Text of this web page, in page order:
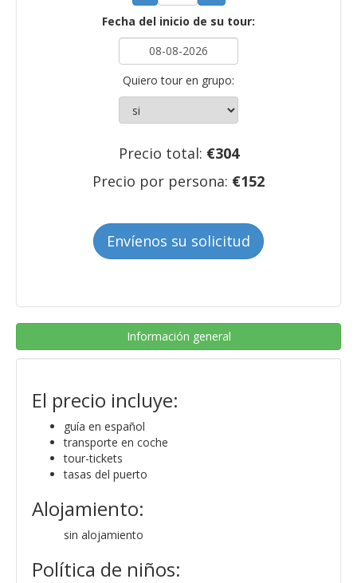
Fecha del inicio de su tour:
Quiero tour en grupo:
Precio total: €304
Precio por persona: €152
Envíenos su solicitud
Información general
El precio incluye:
guía en español
transporte en coche
tour-tickets
tasas del puerto
Alojamiento:
sin alojamiento
Política de niños: